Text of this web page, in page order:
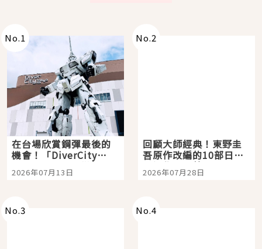
No.1
在台場欣賞鋼彈最後的
機會！「DiverCity
Tokyo Plaza」搭船、
購物、美食及夜景，一
2026年07月13日
No.2
回顧大師經典！東野圭
吾原作改編的10部日本
影視作品推薦
2026年07月28日
No.3 No.4